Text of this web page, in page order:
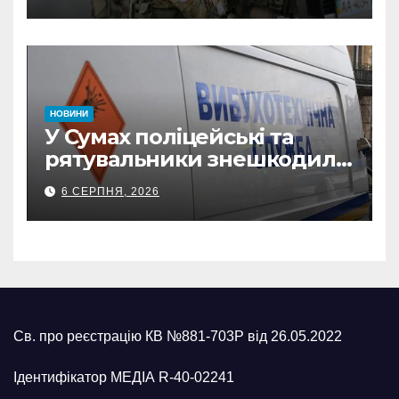
з Охтирки
НОВИНИ
У Сумах поліцейські та
рятувальники знешкодили
500-кілограмову авіабомбу
росіян
6 СЕРПНЯ, 2026
Св. про реєстрацію КВ №881-703Р від 26.05.2022
Ідентифікатор МЕДІА R-40-02241